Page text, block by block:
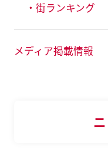
・街ランキング
メディア掲載情報